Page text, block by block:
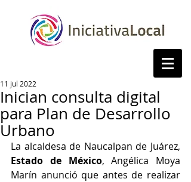
Inician consulta digital
para Plan de Desarrollo
Urbano
11 jul 2022
Estado de México, Angélica Moya
Marín anunció que antes de realizar